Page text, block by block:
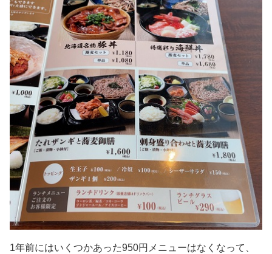
1年前にはいくつかあった950円メニューはなくなって、